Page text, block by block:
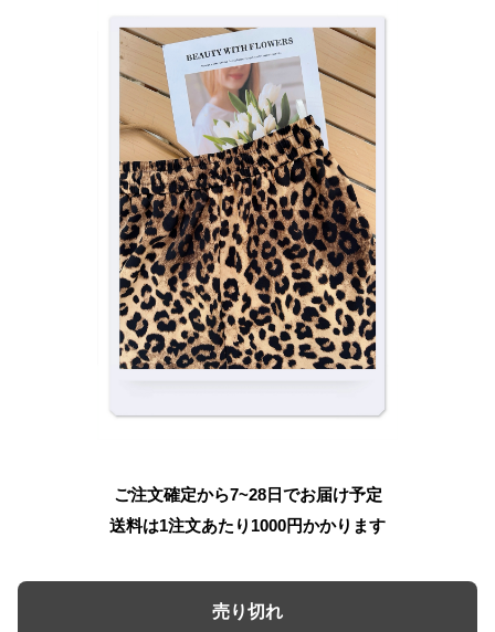
ご注文確定から7~28日でお届け予定
送料は1注文あたり 1000円かかります
売り切れ